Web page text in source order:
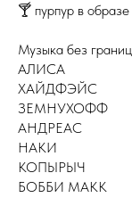
🍸 пурпур в
Музыка без
АЛИСА
ХАЙДФЭЙС
ЗЕМНУХОФФ
АНДРЕАС
НАКИ
КОПЫРЫЧ
БОББИ МАКК